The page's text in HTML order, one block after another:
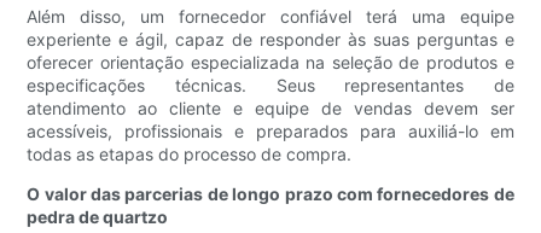
Além disso, um fornecedor confiável terá uma equipe
experiente e ágil, capaz de responder às suas perguntas e
oferecer orientação especializada na seleção de produtos e
especificações técnicas. Seus representantes de
atendimento ao cliente e equipe de vendas devem ser
acessíveis, profissionais e preparados para auxiliá-lo em
todas as etapas do processo de compra.
O valor das parcerias de longo prazo com fornecedores de
pedra de quartzo